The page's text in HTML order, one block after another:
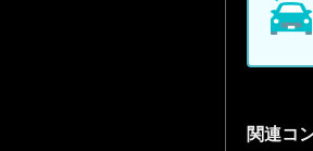
関連コ